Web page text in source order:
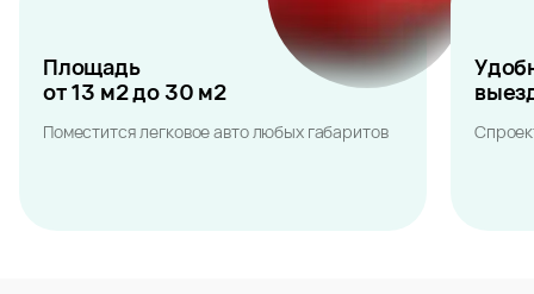
Площадь
от 13 м2 до 30 м2
Поместится легковое авто любых габаритов